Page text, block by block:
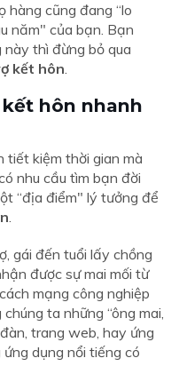
hàng cũng đang “lo
năm" của bạn. Bạn
thì đừng bỏ qua
kết hôn.
hôn nhanh
tiết kiệm thời gian mà
nhu cầu tìm bạn đời
“địa điểm" lý tưởng để
.
gái đến tuổi lấy chồng
được sự mai mối từ
mạng công nghiệp
ta những “ông mai,
trang web, hay ứng
dụng nổi tiếng có